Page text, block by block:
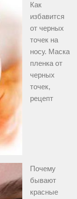
Как
избавится
от черных
точек на
носу. Маска
пленка от
черных
точек,
рецепт
Почему
бывают
красные